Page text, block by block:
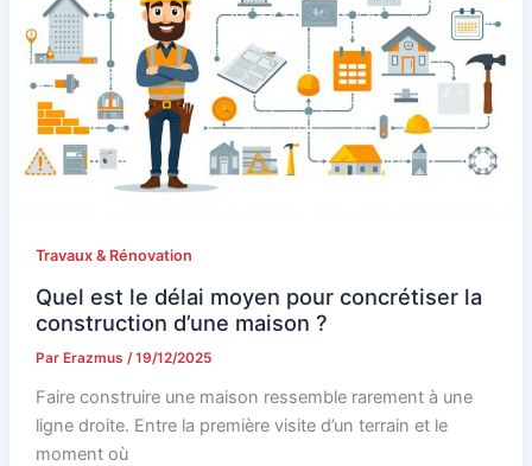
Travaux & Rénovation
Quel est le délai moyen pour concrétiser la
construction d’une maison ?
Par Erazmus /19/12/2025
Faire construire une maison ressemble rarement à une
ligne droite. Entre la première visite d’un terrain et le
moment où